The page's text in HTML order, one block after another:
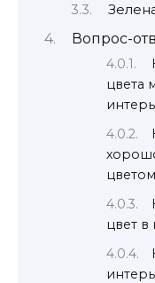
Вопрос-
цвета
цвет